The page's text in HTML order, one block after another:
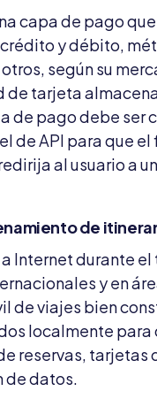
capa de pago
y débito,
según su
de tarjeta
de pago debe ser
de API para que
al usuario a
de
Internet durante
y en
de viajes bien
localmente para
reservas, tarjetas
de datos.